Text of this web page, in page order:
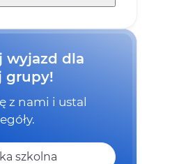
wyjazd dla
grupy!
z nami i ustal
szkolna